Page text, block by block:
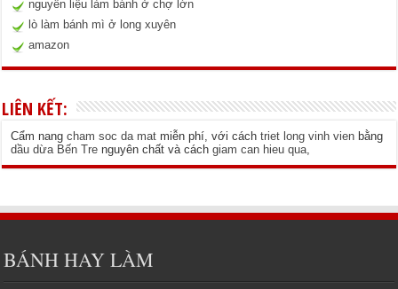
nguyên liệu làm bánh ở chợ lớn
lò làm bánh mì ở long xuyên
amazon
LIÊN KẾT:
Cẩm nangcham soc da mat miễn phí, với cáchtriet long vinh vien bằng
dầu dừa Bến Tre nguyên chất và cáchgiam can hieu qua
BÁNH HAY LÀM